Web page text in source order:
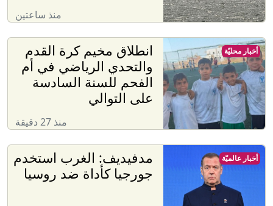
منذ ساعتين
انطلاق مخيم كرة القدم
والتحدي الرياضي في أم
الفحم للسنة السادسة
على التوالي
منذ 27 دقيقة
أخبار محليّة
مدفيديف: الغرب استخدم
جورجيا كأداة ضد روسيا
أخبار عالميّة